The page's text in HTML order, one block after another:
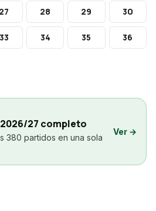
27 28 29 30
33 34 35 36
27 completo
380 partidos en una sola
Ver →